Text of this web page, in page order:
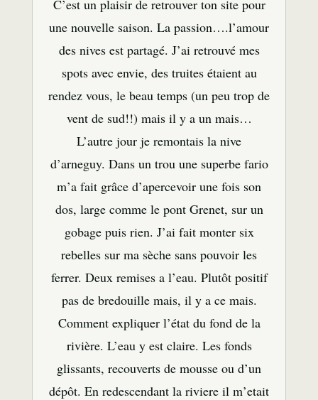
C’est un plaisir de retrouver ton site pour
une nouvelle saison. La passion….l’amour
des nives est partagé. J’ai retrouvé mes
spots avec envie, des truites étaient au
rendez vous, le beau temps (un peu trop de
vent de sud!!) mais il y a un mais…
L’autre jour je remontais la nive
d’arneguy. Dans un trou une superbe fario
m’a fait grâce d’apercevoir une fois son
dos, large comme le pont Grenet, sur un
gobage puis rien. J’ai fait monter six
rebelles sur ma sèche sans pouvoir les
ferrer. Deux remises a l’eau. Plutôt positif
pas de bredouille mais, il y a ce mais.
Comment expliquer l’état du fond de la
rivière. L’eau y est claire. Les fonds
glissants, recouverts de mousse ou d’un
dépôt. En redescendant la riviere il m’etait